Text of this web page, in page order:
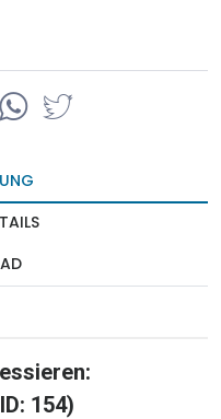
154)